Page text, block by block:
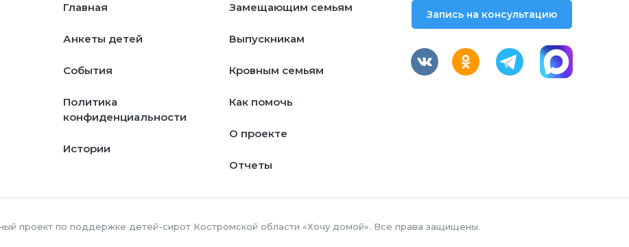
Главная
Анкеты детей
События
Политика
конфиденциальности
Истории
Замещающим семьям
Выпускникам
Кровным семьям
Как помочь
О проекте
Отчеты
Запись на консультацию
проект по поддержке детей-сирот Костромской области «Хочу домой». Все права защищены.